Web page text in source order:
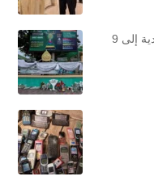
ارتفاع ضحايا إطلاق النار في مدرسة تايلاندية إلى 9